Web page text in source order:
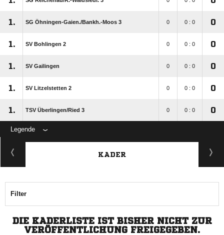
1. SG Öhningen-Gaien./​Bankh.-Moos 3 0 0 : 0 0
1. SV Bohlingen 2 0 0 : 0 0
1. SV Gailingen 0 0 : 0 0
1. SV Litzelstetten 2 0 0 : 0 0
1. TSV Überlingen/​Ried 3 0 0 : 0 0
Legende
KADER
Filter
DIE KADERLISTE IST BISHER NICHT ZUR
VERÖFFENTLICHUNG FREIGEGEBEN.